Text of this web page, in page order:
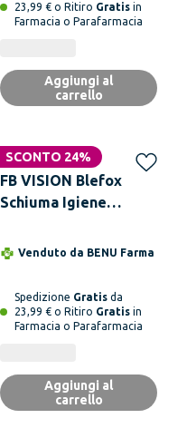
23,99 € o Ritiro Gratis in
Farmacia o Parafarmacia
Aggiungi al
carrello
SCONTO 24%
FB VISION Blefox
Schiuma Igiene
Spray 50 ml Con 60
Venduto da BENU Farma
Spedizione Gratis da
23,99 € o Ritiro Gratis in
Farmacia o Parafarmacia
Aggiungi al
carrello